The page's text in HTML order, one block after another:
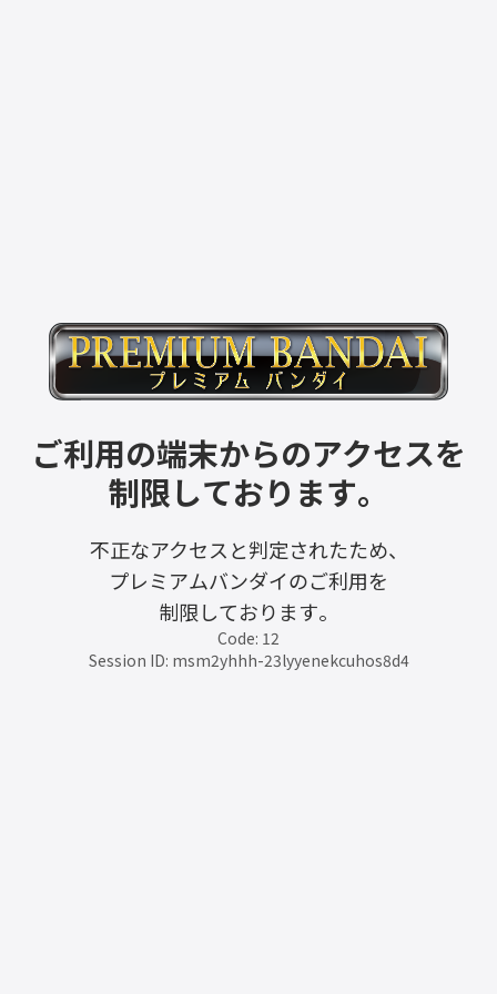
ご利用の端末からのアクセスを
制限しております。
不正なアクセスと判定されたため、
プレミアムバンダイのご利用を
制限しております。
Code: 12
Session ID: msm2yhhh-23lyyenekcuhos8d4